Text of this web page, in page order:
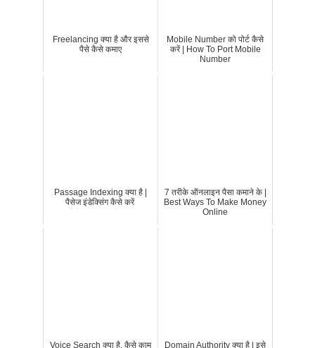
Freelancing क्या है और इससे
पैसे कैसे कमाए
Mobile Number को पोर्ट कैसे
करें | How To Port Mobile
Number
Passage Indexing क्या है |
पैसेज इंडेक्सिंग कैसे करें
7 तरीके ऑनलाइन पैसा कमाने के |
Best Ways To Make Money
Online
Voice Search क्या है, कैसे काम
Domain Authority क्या है | इसे